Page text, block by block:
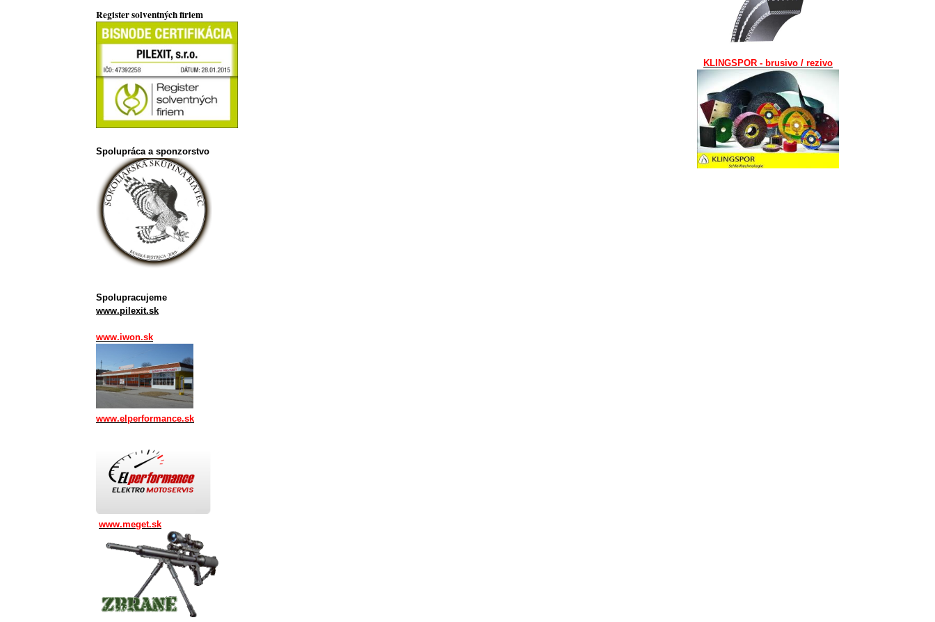
Register solventných firiem
Spolupráca a sponzorstvo
Spolupracujeme
www.pilexit.sk
www.iwon.sk
www.elperformance.sk
www.meget.sk
KLINGSPOR - brusivo / rezivo